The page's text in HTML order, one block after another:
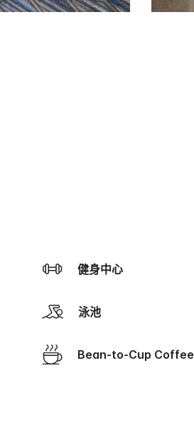
健身中心
泳池
Bean-to-Cup Coffee